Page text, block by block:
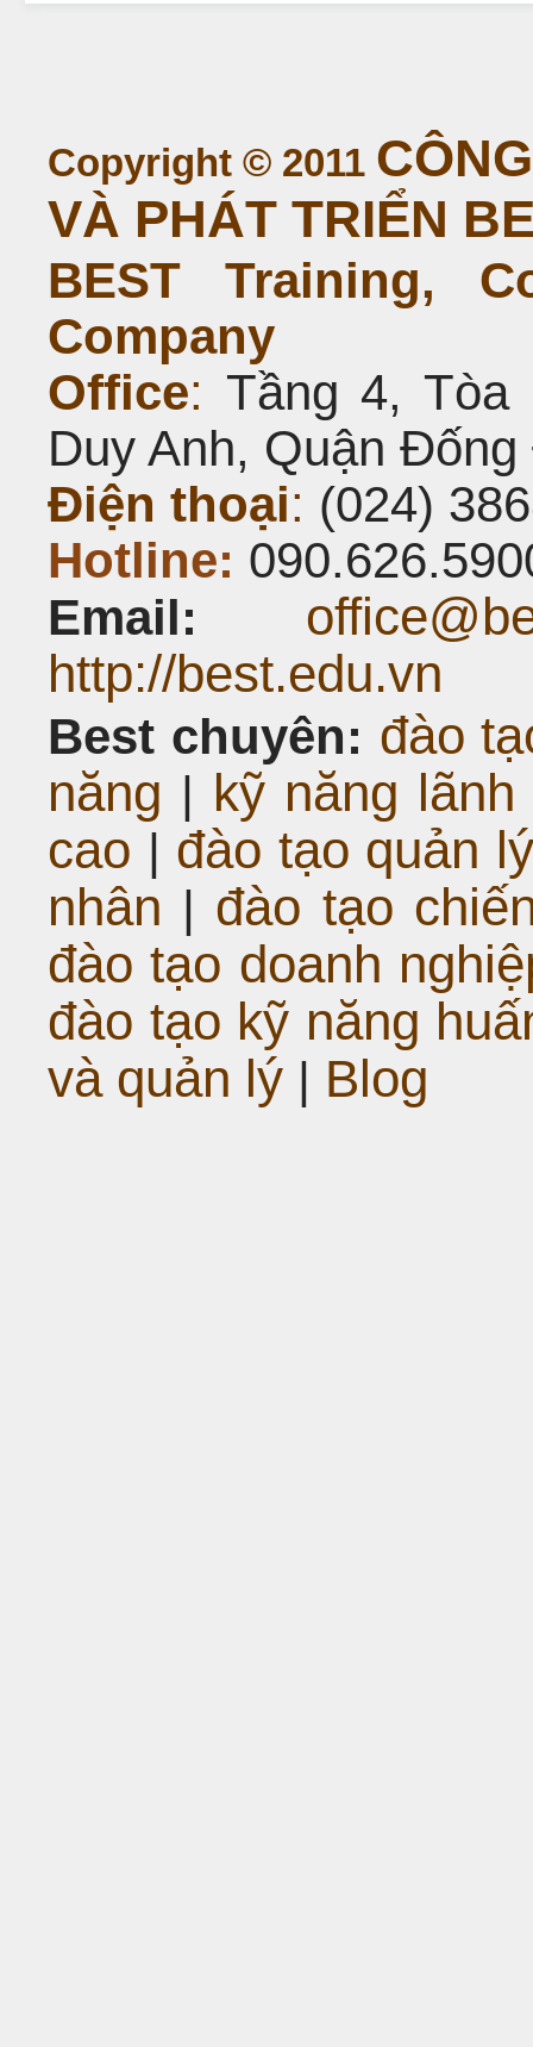
Copyright © 2011
VÀ PHÁT TRIỂN
BEST Training,
Company
Office: Tầng 4,
Duy Anh, Quận
Điện thoại: (024)
Hotline:
Email:
http://best.edu.vn
Best chuyên: đào
năng | kỹ năng lãnh
cao | đào tạo quản lý
nhân | đào tạo
đào tạo doanh
đào tạo kỹ năng
và quản lý | Blog